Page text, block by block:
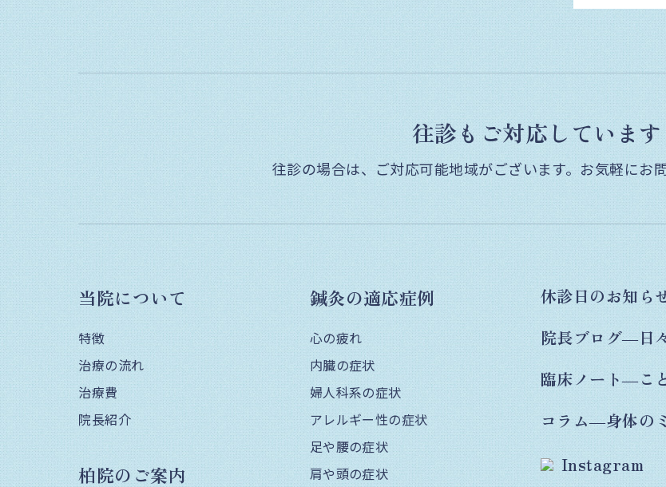
往診もご対応しています
往診の場合は、ご対応可能地域がございます。 お気軽にお
当院について
特徴
治療の流れ
治療費
院長紹介
柏院のご案内
鍼灸の適応症例
心の疲れ
内臓の症状
婦人科系の症状
アレルギー性の症状
足や腰の症状
肩や頭の症状
休診日のお知ら
院長ブログ―日
臨床ノート―こ
コラム―身体の
Instagram